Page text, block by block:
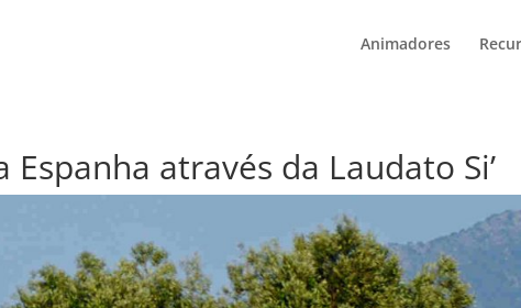
Animadores
através da Laudato Si’